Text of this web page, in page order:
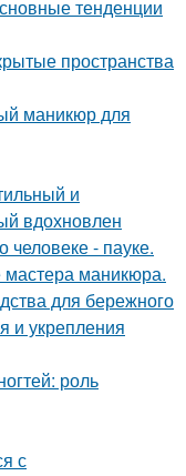
тенденции
пространства
маникюр для
и
вдохновлен
- пауке.
мастера маникюра.
для бережного
и укрепления
роль
с